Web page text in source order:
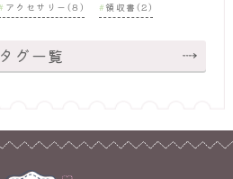
アクセサリー(8) 領収書(2)
タグ一覧